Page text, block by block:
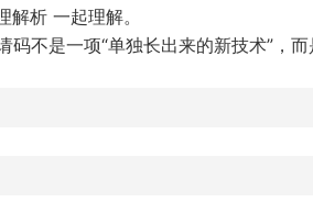
解析 一起理解。
码不是一项“单独长出来的新技术”，